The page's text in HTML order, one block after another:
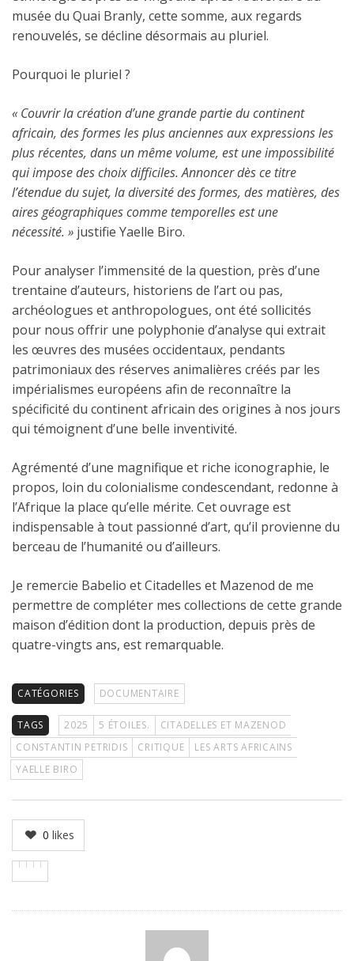
musée du Quai Branly, cette somme, aux regards
renouvelés, se décline désormais au pluriel.
Pourquoi le pluriel ?
« Couvrir la création d’une grande partie du continent
africain, des formes les plus anciennes aux expressions les
plus récentes, dans un même volume, est une impossibilité
qui impose des choix difficiles. Annoncer dès ce titre
l’étendue du sujet, la diversité des formes, des matières, des
aires géographiques comme temporelles est une
nécessité. » justifie Yaelle Biro.
Pour analyser l’immensité de la question, près d’une
trentaine d’auteurs, historiens de l’art ou pas,
archéologues et anthropologues, ont été sollicités
pour nous offrir une polyphonie d’analyse qui extrait
les œuvres des musées occidentaux, pendants
patrimoniaux des réserves animalières créés par les
impérialismes européens afin de reconnaître la
spécificité du continent africain des origines à nos jours
qui témoignent d’une belle inventivité.
Agrémenté d’une magnifique et riche iconographie, le
propos, loin du colonialisme condescendant, redonne à
l’Afrique la place qu’elle mérite. Cet ouvrage est
indispensable à tout passionné d’art, qu’il provienne du
berceau de l’humanité ou d’ailleurs.
Je remercie Babelio et Citadelles et Mazenod de me
permettre de compléter mes collections de cette grande
maison d’édition dont la production, depuis près de
quatre-vingts ans, est remarquable.
CATÉGORIES DOCUMENTAIRE
TAGS 2025 5 ÉTOILES.
CITADELLES ET MAZENOD
CONSTANTIN PETRIDIS
CRITIQUE
LES ARTS AFRICAINS
YAELLE BIRO
0 likes